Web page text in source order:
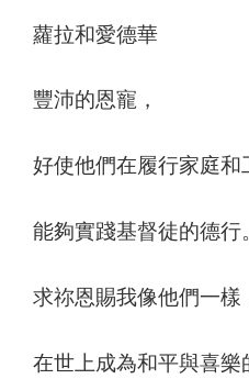
蘿拉和愛德華
豐沛的恩寵，
好使他們在履行家庭和
能夠實踐基督徒的德行。
求祢恩賜我像他們一樣
在世上成為和平與喜樂